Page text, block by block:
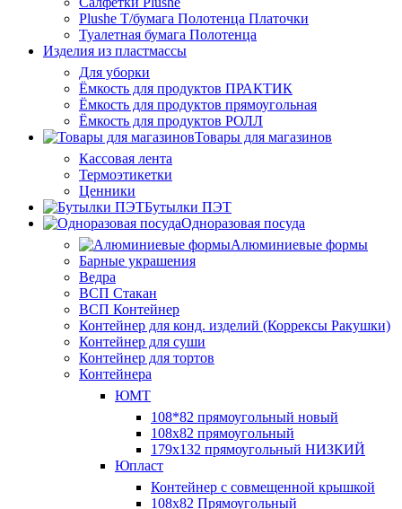
Plushe Т/бумага Полотенца Платочки
Туалетная бумага Полотенца
Изделия из пластмассы
Для уборки
Ёмкость для продуктов ПРАКТИК
Ёмкость для продуктов прямоугольная
Ёмкость для продуктов РОЛЛ
Товары для магазинов
Кассовая лента
Термоэтикетки
Ценники
Бутылки ПЭТ
Одноразовая посуда
Алюминиевые формы
Барные украшения
Ведра
ВСП Стакан
ВСП Контейнер
Контейнер для конд. изделий (Коррексы Ракушки)
Контейнер для суши
Контейнер для тортов
Контейнера
ЮМТ
108*82 прямоугольный новый
108х82 прямоугольный
179х132 прямоугольный НИЗКИЙ
Юпласт
Контейнер с совмещенной крышкой
108х82 Прямоугольный